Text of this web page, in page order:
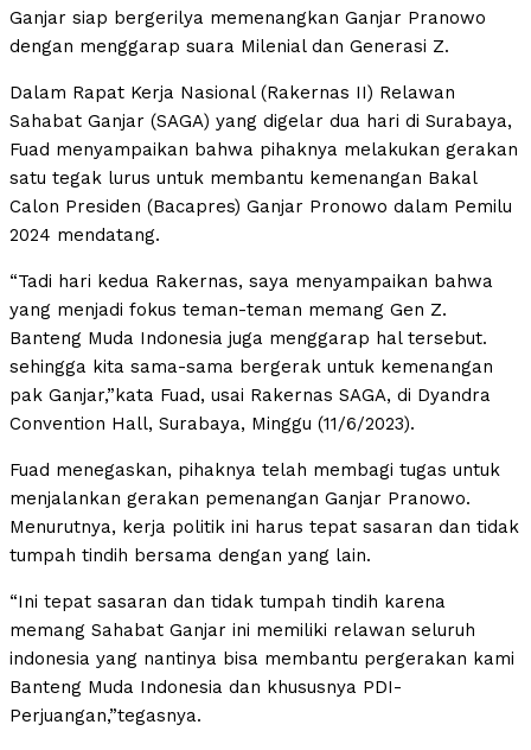
Ganjar siap bergerilya memenangkan Ganjar Pranowo
dengan menggarap suara Milenial dan Generasi Z.
Dalam Rapat Kerja Nasional (Rakernas II) Relawan
Sahabat Ganjar (SAGA) yang digelar dua hari di Surabaya,
Fuad menyampaikan bahwa pihaknya melakukan gerakan
satu tegak lurus untuk membantu kemenangan Bakal
Calon Presiden (Bacapres) Ganjar Pronowo dalam Pemilu
2024 mendatang.
“Tadi hari kedua Rakernas, saya menyampaikan bahwa
yang menjadi fokus teman-teman memang Gen Z.
Banteng Muda Indonesia juga menggarap hal tersebut.
sehingga kita sama-sama bergerak untuk kemenangan
pak Ganjar,”kata Fuad, usai Rakernas SAGA, di Dyandra
Convention Hall, Surabaya, Minggu (11/6/2023).
Fuad menegaskan, pihaknya telah membagi tugas untuk
menjalankan gerakan pemenangan Ganjar Pranowo.
Menurutnya, kerja politik ini harus tepat sasaran dan tidak
tumpah tindih bersama dengan yang lain.
“Ini tepat sasaran dan tidak tumpah tindih karena
memang Sahabat Ganjar ini memiliki relawan seluruh
indonesia yang nantinya bisa membantu pergerakan kami
Banteng Muda Indonesia dan khususnya PDI-
Perjuangan,”tegasnya.